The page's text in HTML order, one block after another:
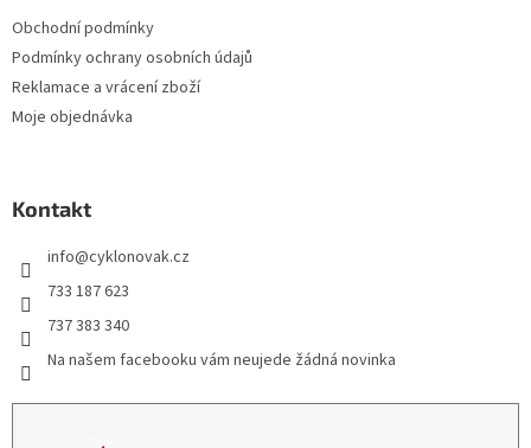
Obchodní podmínky
Podmínky ochrany osobních údajů
Reklamace a vrácení zboží
Moje objednávka
Kontakt
info@cyklonovak.cz
733 187 623
737 383 340
Na našem facebooku vám neujede žádná novinka